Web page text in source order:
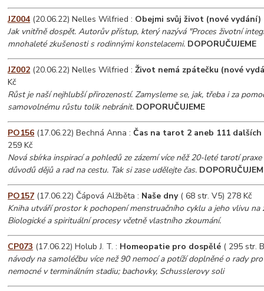
JZ004 (20.06.22) Nelles Wilfried : Obejmi svůj život (nové vydání)
Jak vnitřně dospět. Autorův přístup, který nazývá "Proces životní
mnohaleté zkušenosti s rodinnými konstelacemi. DOPORUČUJEME
JZ002 (20.06.22) Nelles Wilfried :Život nemá zpátečku (nové
Kč
Růst je naší nejhlubší přirozeností. Zamysleme se, jak, třeba i za
samovolnému růstu tolik nebránit. DOPORUČUJEME
PO156 (17.06.22) Bechná Anna :Čas na tarot 2 aneb 111
259 Kč
Nová sbírka inspirací a pohledů ze zázemí více něž 20-leté tarotí
důvodů dějů a rad na cestu. Tak si zase udělejte čas.
PO157 (17.06.22) Čápová Alžběta : Naše dny( 68 str. V5) 278 Kč
Kniha utváří prostor k pochopení menstruačního cyklu a jeho vlivu na
Biologické a spirituální procesy včetně vlastního zkoumání.
CP073 (17.06.22) Holub J. T. : Homeopatie pro dospělé ( 295 str.
návody na samoléčbu více než 90 nemocí a potíží doplněné o rady
nemocné v terminálním stadiu; bachovky, Schusslerovy soli